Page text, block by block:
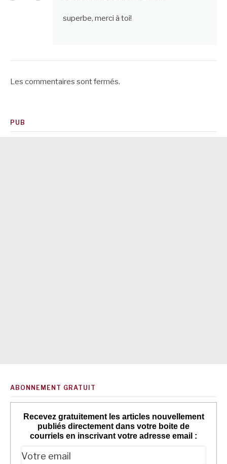
superbe, merci à toi!
Les commentaires sont fermés.
PUB
ABONNEMENT GRATUIT
Recevez gratuitement les articles nouvellement
publiés directement dans votre boite de
courriels en inscrivant votre adresse email :